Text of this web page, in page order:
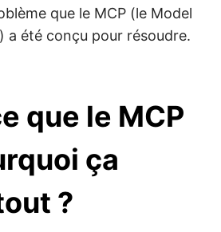
que le MCP (le Model
a été conçu pour résoudre.
que le MCP
ça
?